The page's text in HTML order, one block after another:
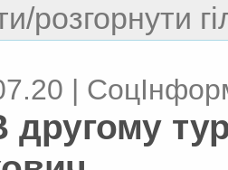
розгорнути
|
другому